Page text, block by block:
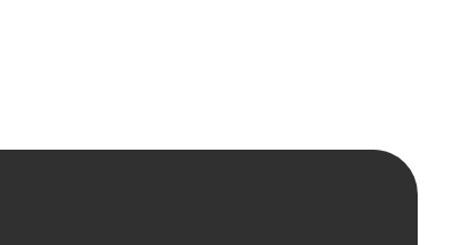
這促使我們將眼光投向智慧枕
究，更能將應用範圍擴展至心